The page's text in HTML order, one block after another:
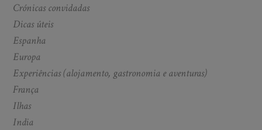
Crónicas convidadas
Dicas úteis
Espanha
Europa
Experiências (alojamento, gastronomia e aventuras)
França
Ilhas
India